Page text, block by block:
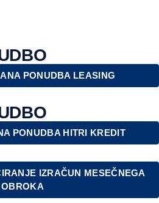
PONUDBA LEASING
PONUDBA HITRI KREDIT
IZRAČUN MESEČNEGA
OBROKA